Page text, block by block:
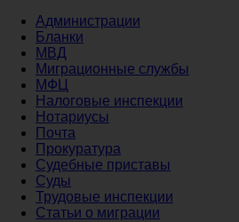
Администрации
Бланки
МВД
Миграционные службы
МФЦ
Налоговые инспекции
Нотариусы
Почта
Прокуратура
Судебные приставы
Суды
Трудовые инспекции
Статьи о миграции